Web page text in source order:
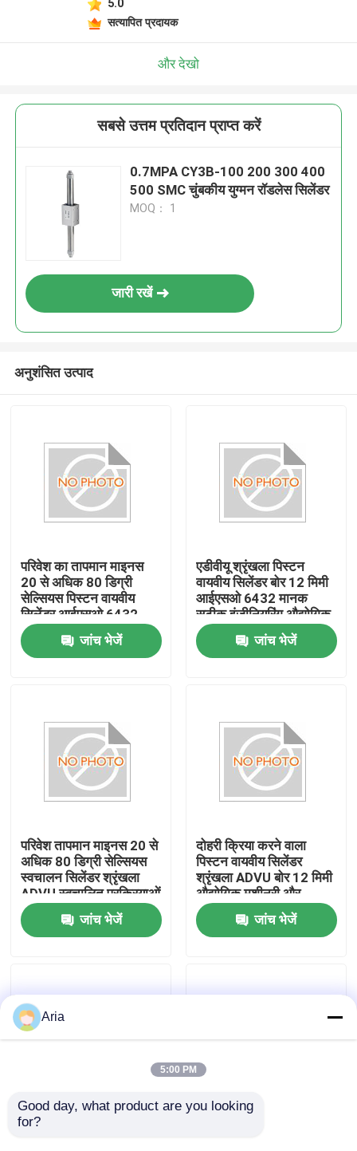
हमारे बारे में
कारखाने का दौरा
गुणवत्ता नियंत्रण
हमसे संपर्क करें
समाचार
5.0
सत्यापित प्रदायक
और देखो
सबसे उत्तम प्रतिदान प्राप्त करें
0.7MPA CY3B-100 200 300 400
500 SMC चुंबकीय युग्मन रॉडलेस सिलेंडर
MOQ： 1
जारी रखें
अनुशंसित उत्पाद
परिवेश का तापमान माइनस
20 से अधिक 80 डिग्री
सेल्सियस पिस्टन वायवीय
सिलेंडर आईएसओ 6432
मानक मशीनों के लिए दोहरी
क्रिया वायवीय उपकरण
जांच भेजें
एडीवीयू श्रृंखला पिस्टन
वायवीय सिलेंडर बोर 12 मिमी
आईएसओ 6432 मानक
सटीक इंजीनियरिंग औद्योगिक
स्वचालन समाधान
जांच भेजें
परिवेश तापमान माइनस 20 से
अधिक 80 डिग्री सेल्सियस
स्वचालन सिलेंडर श्रृंखला
ADVU स्वचालित प्रक्रियाओं
के लिए इंजीनियर वायवीय
actuator जांच भेजें
दोहरी क्रिया करने वाला
पिस्टन वायवीय सिलेंडर
श्रृंखला ADVU बोर 12 मिमी
औद्योगिक मशीनरी और
प्रक्रिया स्वचालन के लिए
अनुकूलित
जांच भेजें
दोहरी क्रिया करने वाला मिनी
Aria
5:00 PM
Good day, what product are you looking
for?